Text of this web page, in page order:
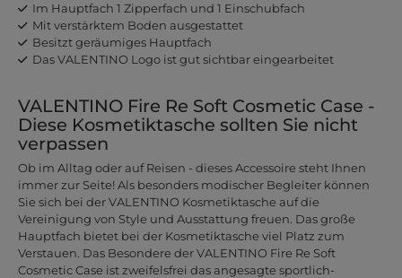
Im Hauptfach 1 Zipperfach und 1 Einschubfach
Mit verstärktem Boden ausgestattet
Besitzt geräumiges Hauptfach
Das VALENTINO Logo ist gut sichtbar eingearbeitet
VALENTINO Fire Re Soft Cosmetic Case -
Diese Kosmetiktasche sollten Sie nicht
verpassen
Ob im Alltag oder auf Reisen - dieses Accessoire steht Ihnen
immer zur Seite! Als besonders modischer Begleiter können
Sie sich bei der VALENTINO Kosmetiktasche auf die
Vereinigung von Style und Ausstattung freuen. Das große
Hauptfach bietet bei der Kosmetiktasche viel Platz zum
Verstauen. Das Besondere der VALENTINO Fire Re Soft
Cosmetic Case ist zweifelsfrei das angesagte sportlich-